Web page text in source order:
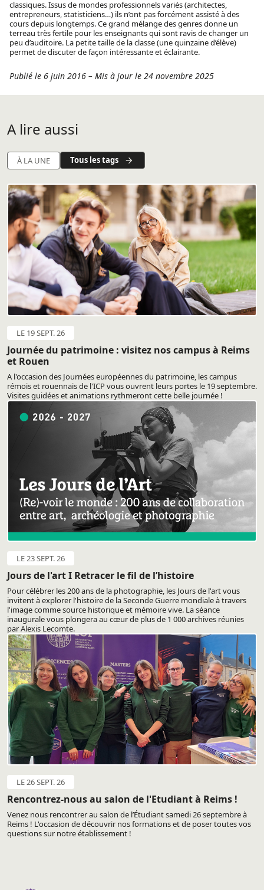
classiques. Issus de mondes professionnels variés (architectes,
entrepreneurs, statisticiens…) ils n’ont pas forcément assisté à des
cours depuis longtemps. Ce grand mélange des genres donne un
terreau très fertile pour les enseignants qui sont ravis de changer un
peu d’auditoire. La petite taille de la classe (une quinzaine d’élève)
permet de discuter de façon intéressante et éclairante.
Publié le 6 juin 2016 – Mis à jour le 24 novembre 2025
A lire aussi
À LA UNE Tous les tags
LE 19 SEPT. 26
Journée du patrimoine : visitez nos campus à Reims
et Rouen
A l'occasion des Journées européennes du patrimoine, les campus
rémois et rouennais de l'ICP vous ouvrent leurs portes le 19 septembre.
Visites guidées et animations rythmeront cette belle journée !
LE 23 SEPT. 26
Jours de l'art I Retracer le fil de l’histoire
Pour célébrer les 200 ans de la photographie, les Jours de l'art vous
invitent à explorer l'histoire de la Seconde Guerre mondiale à travers
l'image comme source historique et mémoire vive. La séance
inaugurale vous plongera au cœur de plus de 1 000 archives réunies
par Alexis Lecomte.
LE 26 SEPT. 26
Rencontrez-nous au salon de l'Etudiant à Reims !
Venez nous rencontrer au salon de l’Étudiant samedi 26 septembre à
Reims ! L'occasion de découvrir nos formations et de poser toutes vos
questions sur notre établissement !